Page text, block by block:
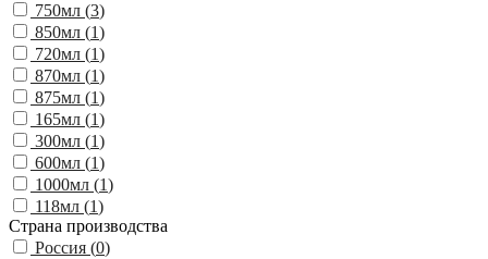
750мл (3)
850мл (1)
720мл (1)
870мл (1)
875мл (1)
165мл (1)
300мл (1)
600мл (1)
1000мл (1)
118мл (1)
Страна производства
Россия (0)